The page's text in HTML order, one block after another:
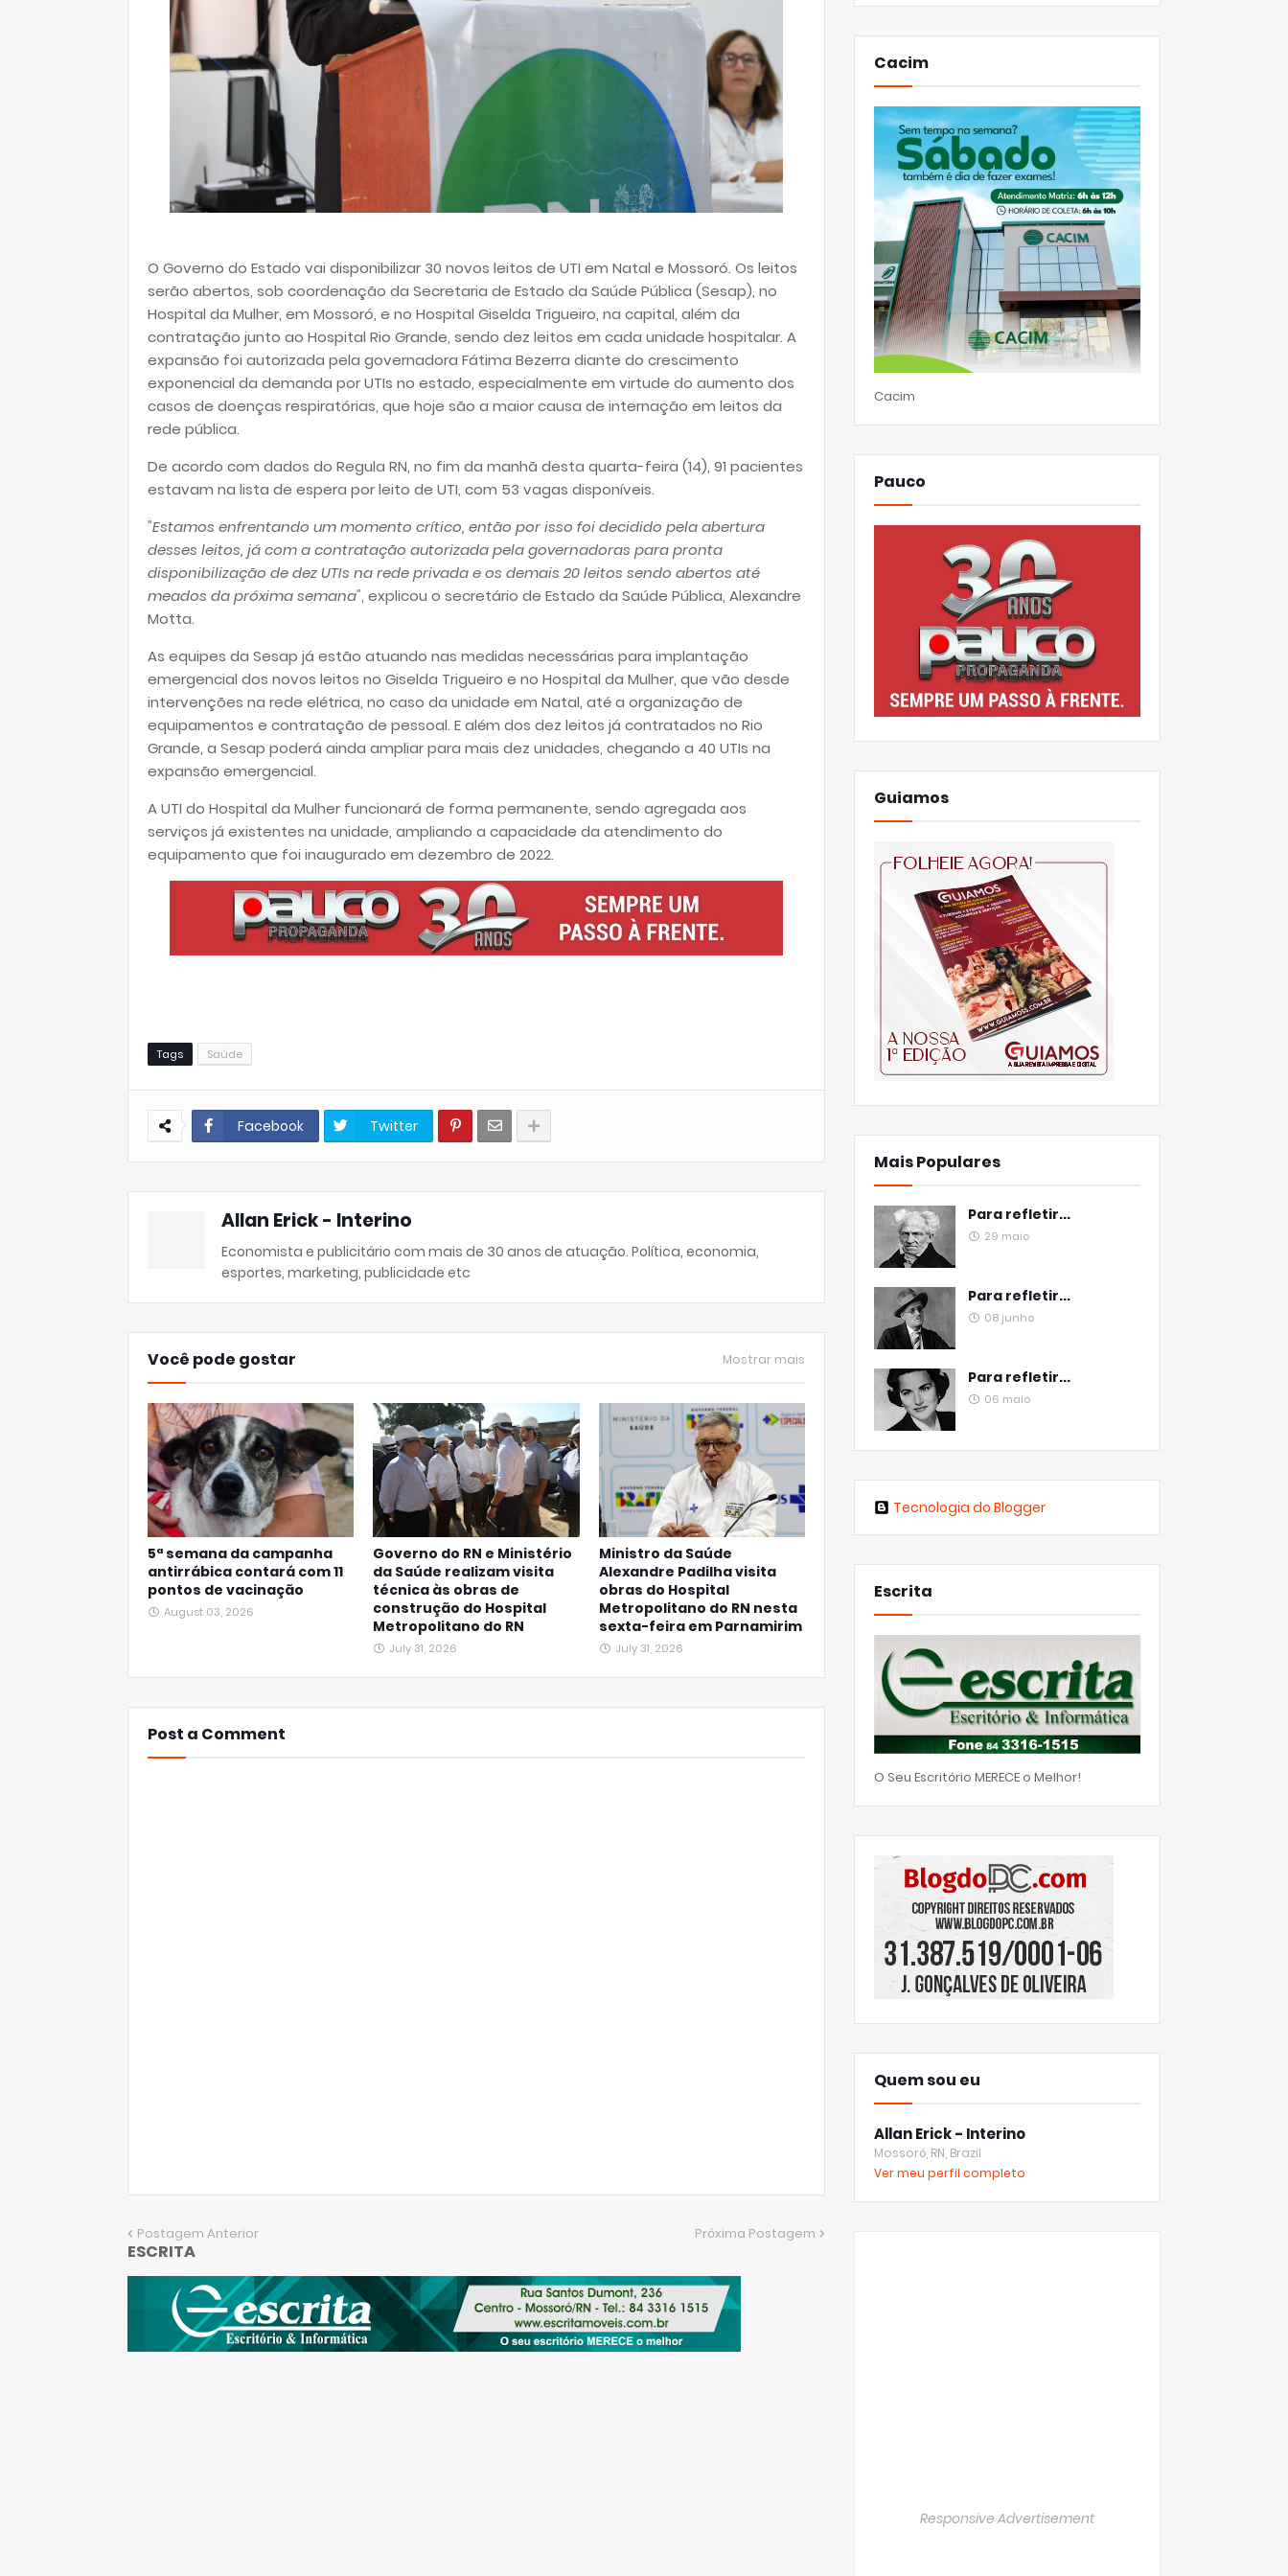
O Governo do Estado vai disponibilizar 30 novos leitos de UTI em Natal e Mossoró. Os leitos
serão abertos, sob coordenação da Secretaria de Estado da Saúde Pública (Sesap), no
Hospital da Mulher, em Mossoró, e no Hospital Giselda Trigueiro, na capital, além da
contratação junto ao Hospital Rio Grande, sendo dez leitos em cada unidade hospitalar. A
expansão foi autorizada pela governadora Fátima Bezerra diante do crescimento
exponencial da demanda por UTIs no estado, especialmente em virtude do aumento dos
casos de doenças respiratórias, que hoje são a maior causa de internação em leitos da
rede pública.
De acordo com dados do Regula RN, no fim da manhã desta quarta-feira (14), 91 pacientes
estavam na lista de espera por leito de UTI, com 53 vagas disponíveis.
"Estamos enfrentando um momento crítico, então por isso foi decidido pela abertura
desses leitos, já com a contratação autorizada pela governadoras para pronta
disponibilização de dez UTIs na rede privada e os demais 20 leitos sendo abertos até
meados da próxima semana", explicou o secretário de Estado da Saúde Pública, Alexandre
Motta.
As equipes da Sesap já estão atuando nas medidas necessárias para implantação
emergencial dos novos leitos no Giselda Trigueiro e no Hospital da Mulher, que vão desde
intervenções na rede elétrica, no caso da unidade em Natal, até a organização de
equipamentos e contratação de pessoal. E além dos dez leitos já contratados no Rio
Grande, a Sesap poderá ainda ampliar para mais dez unidades, chegando a 40 UTIs na
expansão emergencial.
A UTI do Hospital da Mulher funcionará de forma permanente, sendo agregada aos
serviços já existentes na unidade, ampliando a capacidade da atendimento do
equipamento que foi inaugurado em dezembro de 2022.
Tags Saúde
Facebook Twitter
Allan Erick - Interino
Economista e publicitário com mais de 30 anos de atuação. Política, economia,
esportes, marketing, publicidade etc
Você pode gostar Mostrar mais
5ª semana da campanha
antirrábica contará com 11
pontos de vacinação
August 03, 2026
Governo do RN e Ministério
da Saúde realizam visita
técnica às obras de
construção do Hospital
Metropolitano do RN
July 31, 2026
Ministro da Saúde
Alexandre Padilha visita
obras do Hospital
Metropolitano do RN nesta
sexta-feira em Parnamirim
July 31, 2026
Post a Comment
Postagem Anterior Próxima Postagem
ESCRITA
Cacim
Cacim
Pauco
Guiamos
Mais Populares
Para refletir...
29 maio
Para refletir...
08 junho
Para refletir...
06 maio
Tecnologia do Blogger
Escrita
O Seu Escritório MERECE o Melhor!
Quem sou eu
Allan Erick - Interino
Mossoró, RN, Brazil
Ver meu perfil completo
Responsive Advertisement